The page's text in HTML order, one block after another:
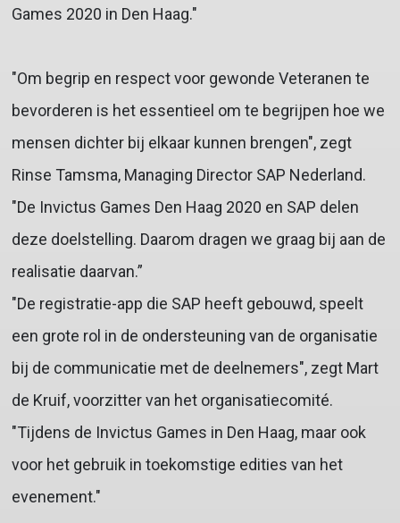
Games 2020 in Den Haag."
"Om begrip en respect voor gewonde Veteranen te
bevorderen is het essentieel om te begrijpen hoe we
mensen dichter bij elkaar kunnen brengen", zegt
Rinse Tamsma, Managing Director SAP Nederland.
"De Invictus Games Den Haag 2020 en SAP delen
deze doelstelling. Daarom dragen we graag bij aan de
realisatie daarvan.”
"De registratie-app die SAP heeft gebouwd, speelt
een grote rol in de ondersteuning van de organisatie
bij de communicatie met de deelnemers", zegt Mart
de Kruif, voorzitter van het organisatiecomité.
"Tijdens de Invictus Games in Den Haag, maar ook
voor het gebruik in toekomstige edities van het
evenement."